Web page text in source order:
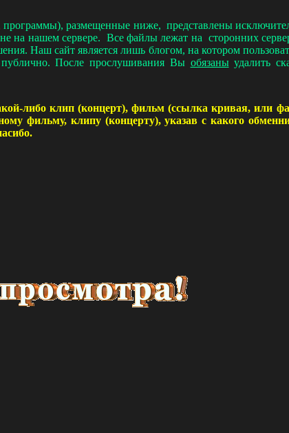
программы), размещенные ниже, представлены
на нашем сервере. Все файлы лежат на сторонних
Наш сайт является лишь блогом, на котором
После прослушивания Вы обязаныудалить
либо клип (концерт), фильм (ссылка кривая, или
фильму, клипу (концерту), указав с какого